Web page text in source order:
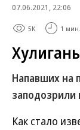
07.06.2021, 22:06
5K 1 мин.
Напавших на
заподозрили
Как стало